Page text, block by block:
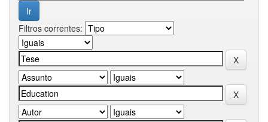
Filtros correntes: